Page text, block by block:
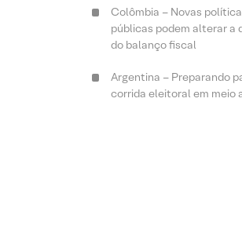
Colômbia – Novas
públicas podem alterar a
do balanço fiscal
Argentina – Preparando
corrida eleitoral em meio